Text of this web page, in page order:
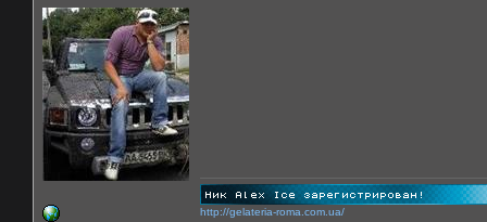
http://gelateria-roma.com.ua/